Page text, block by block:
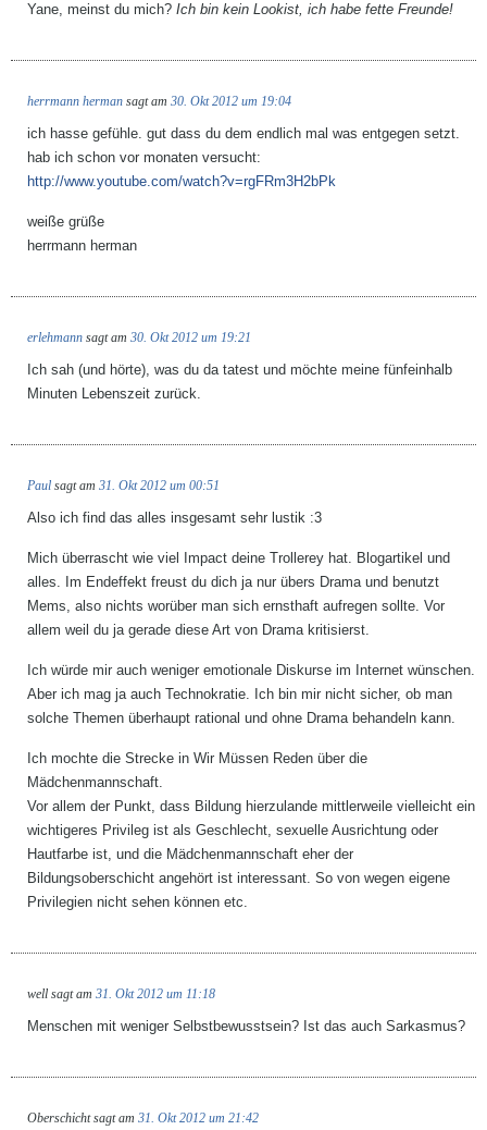
Yane, meinst du mich? Ich bin kein Lookist, ich habe fette Freunde!
herrmann herman sagt am 30. Okt 2012 um 19:04
ich hasse gefühle. gut dass du dem endlich mal was entgegen setzt.
hab ich schon vor monaten versucht:
http://www.youtube.com/watch?v=rgFRm3H2bPk
weiße grüße
herrmann herman
erlehmann sagt am 30. Okt 2012 um 19:21
Ich sah (und hörte), was du da tatest und möchte meine fünfeinhalb
Minuten Lebenszeit zurück.
Paul sagt am 31. Okt 2012 um 00:51
Also ich find das alles insgesamt sehr lustik :3
Mich überrascht wie viel Impact deine Trollerey hat. Blogartikel und
alles. Im Endeffekt freust du dich ja nur übers Drama und benutzt
Mems, also nichts worüber man sich ernsthaft aufregen sollte. Vor
allem weil du ja gerade diese Art von Drama kritisierst.
Ich würde mir auch weniger emotionale Diskurse im Internet wünschen.
Aber ich mag ja auch Technokratie. Ich bin mir nicht sicher, ob man
solche Themen überhaupt rational und ohne Drama behandeln kann.
Ich mochte die Strecke in Wir Müssen Reden über die
Mädchenmannschaft.
Vor allem der Punkt, dass Bildung hierzulande mittlerweile vielleicht ein
wichtigeres Privileg ist als Geschlecht, sexuelle Ausrichtung oder
Hautfarbe ist, und die Mädchenmannschaft eher der
Bildungsoberschicht angehört ist interessant. So von wegen eigene
Privilegien nicht sehen können etc.
well sagt am 31. Okt 2012 um 11:18
Menschen mit weniger Selbstbewusstsein? Ist das auch Sarkasmus?
Oberschicht sagt am 31. Okt 2012 um 21:42